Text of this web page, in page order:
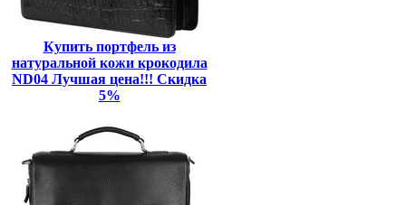
Купить портфель из
натуральной кожи крокодила
ND04 Лучшая цена!!! Скидка
5%